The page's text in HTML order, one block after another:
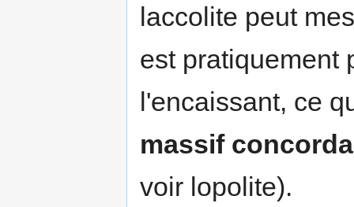
laccolite peut
est pratiquement
l'encaissant, ce
massif
voir lopolite).